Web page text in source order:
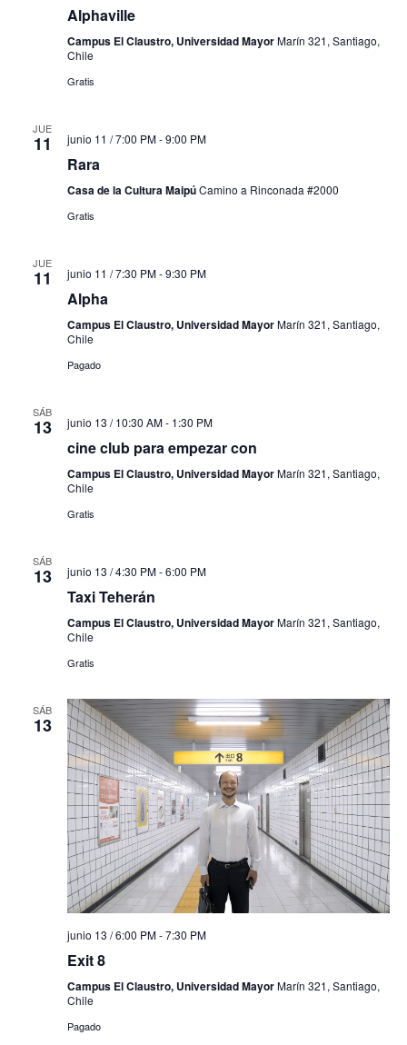
Alphaville
Campus El Claustro, Universidad MayorMarín 321, Santiago,
Chile
Gratis
JUE
11 junio 11 / 7:00 PM-9:00 PM
Rara
Casa de la Cultura MaipúCamino a Rinconada #2000
Gratis
JUE
11 junio 11 / 7:30 PM-9:30 PM
Alpha
Campus El Claustro, Universidad MayorMarín 321, Santiago,
Chile
Pagado
SÁB
13 junio 13 / 10:30 AM- 1:30 PM
cine club para empezar con
Campus El Claustro, Universidad MayorMarín 321, Santiago,
Chile
Gratis
SÁB
13 junio 13 / 4:30 PM-6:00 PM
Taxi Teherán
Campus El Claustro, Universidad MayorMarín 321, Santiago,
Chile
Gratis
SÁB
13
junio 13 / 6:00 PM-7:30 PM
Exit 8
Campus El Claustro, Universidad MayorMarín 321, Santiago,
Chile
Pagado